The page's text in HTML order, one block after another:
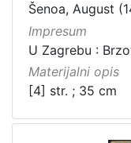
Šenoa, August
Impresum
U Zagrebu :
Materijalni opis
[4] str. ; 35 cm